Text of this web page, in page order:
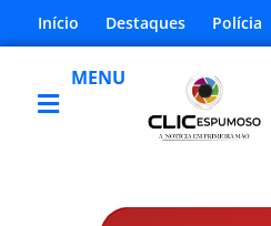
Início Destaques Polícia
MENU